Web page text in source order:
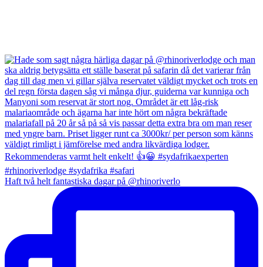
Haft två helt fantastiska dagar på @rhinoriverlo